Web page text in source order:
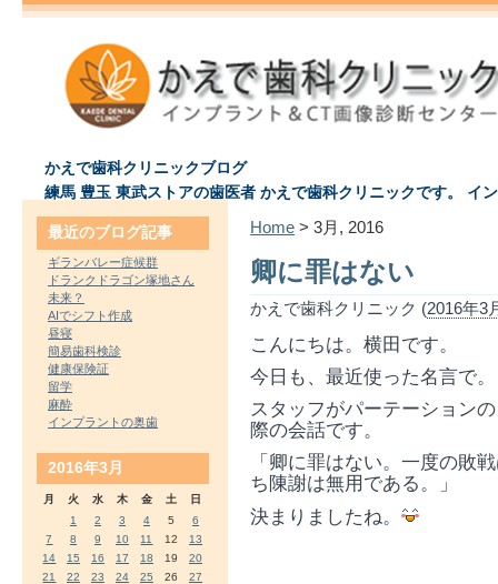
かえで歯科クリニックブログ
練馬 豊玉 東武ストアの歯医者 かえで歯科クリニックです。 イ
Home > 3月, 2016
卿に罪はない
かえで歯科クリニック (2016年3
こんにちは。横田です。
今日も、最近使った名言で。
スタッフがパーテーション
際の会話です。
「卿に罪はない。一度の敗
ち陳謝は無用である。」
決まりましたね。
最近のブログ記事
ギランバレー症候群
ドランクドラゴン塚地さん
未来？
AIでシフト作成
昼寝
簡易歯科検診
健康保険証
留学
麻酔
インプラントの奥歯
2016年3月
月 火 水 木 金 土
日
1
2 3 4 5
6
7
8 9 10 11 12
13
14
15 16 17 18 19
20
21
22 23 24 25 26
27